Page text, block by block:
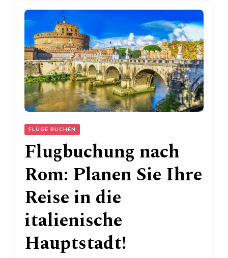
FLÜGE BUCHEN
Flugbuchung nach
Rom: Planen Sie Ihre
Reise in die
italienische
Hauptstadt!